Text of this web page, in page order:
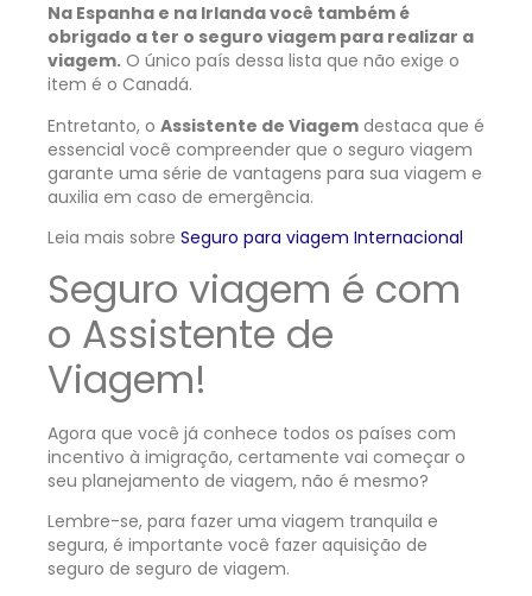
Na Espanha e na Irlanda você também é
obrigado a ter o seguro viagem para realizar a
viagem. O único país dessa lista que não exige o
item é o Canadá.
Entretanto, o Assistente de Viagem destaca que é
essencial você compreender que o seguro viagem
garante uma série de vantagens para sua viagem e
auxilia em caso de emergência.
Leia mais sobre Seguro para viagem Internacional
Seguro viagem é com
o Assistente de
Viagem!
Agora que você já conhece todos os países com
incentivo à imigração, certamente vai começar o
seu planejamento de viagem, não é mesmo?
Lembre-se, para fazer uma viagem tranquila e
segura, é importante você fazer aquisição de
seguro de seguro de viagem.